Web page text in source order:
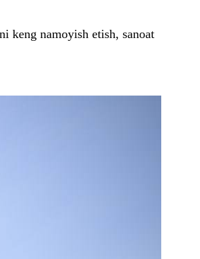
keng namoyish etish, sanoat